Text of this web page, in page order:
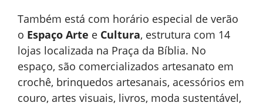
Também está com horário especial de verão
o Espaço Arte e Cultura, estrutura com 14
lojas localizada na Praça da Bíblia. No
espaço, são comercializados artesanato em
crochê, brinquedos artesanais, acessórios em
couro, artes visuais, livros, moda sustentável,